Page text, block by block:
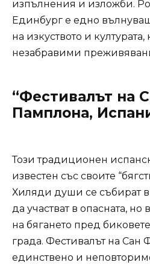
изпълнения и изложби.
Единбург е едно
на изкуството и културата,
незабравими
“Фестивалът на
Памплона,
Този традиционен
известен със своите
Хиляди души се събират
да участват в опасната,
на бягането пред
града. Фестивалът на Сан
единствено и